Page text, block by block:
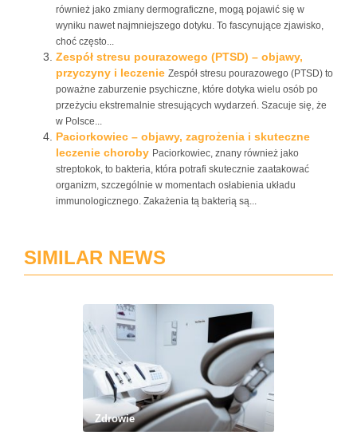
również jako zmiany dermograficzne, mogą pojawić się w
wyniku nawet najmniejszego dotyku. To fascynujące zjawisko,
choć często...
Zespół stresu pourazowego (PTSD) – objawy,
przyczyny i leczenie Zespół stresu pourazowego (PTSD) to
poważne zaburzenie psychiczne, które dotyka wielu osób po
przeżyciu ekstremalnie stresujących wydarzeń. Szacuje się, że
w Polsce...
Paciorkowiec – objawy, zagrożenia i skuteczne
leczenie choroby Paciorkowiec, znany również jako
streptokok, to bakteria, która potrafi skutecznie zaatakować
organizm, szczególnie w momentach osłabienia układu
immunologicznego. Zakażenia tą bakterią są...
SIMILAR NEWS
Zdrowie